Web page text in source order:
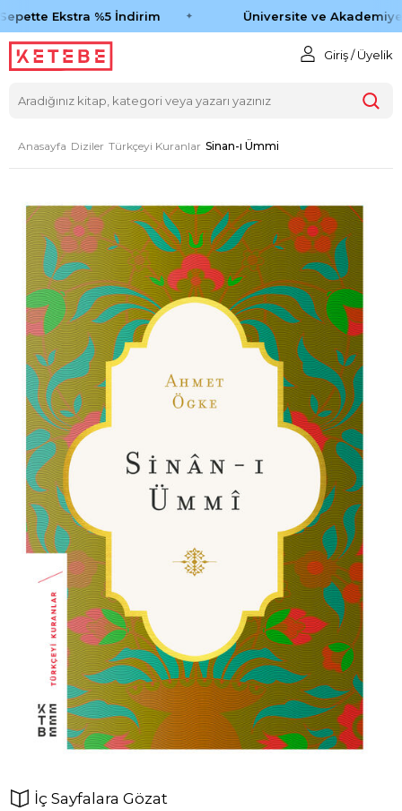
Ekstra %5 İndirim Üniversite ve Akademiye
Giriş / Üyelik
Anasayfa Diziler Türkçeyi Kuranlar Sinan-ı Ümmi
İç Sayfalara Gözat